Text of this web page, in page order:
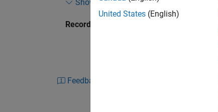
education.
Topics include:
Best practices in developing
Leveraging classroom resources and
Using MATLAB to bridge education
Show more
Recorded: 1 Aug 2013
Feedback
United States (English)